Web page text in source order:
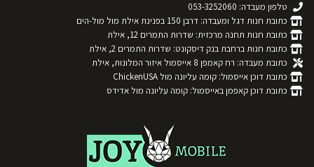
טלפון מעבדה: 053-3252060
כתובת חנות דגל ומעבדה: דרבן 150 בפנינת אילת מול מול-הים
כתובת חנות תחנה מרכזית: שדרות התמרים 12, אילת
כתובת חנות ברחבת בנק דיסקונט: שדרות התמרים 2, אילת
כתובת מעבדה: רח קאמפן 8 אייסמול איזור המלונות, אילת
כתובת דוכן אייסמול: קומה עליונה מול ChickenUSA
כתובת דוכן קאפמן באייסמול: קומה עליונה מול אדידס